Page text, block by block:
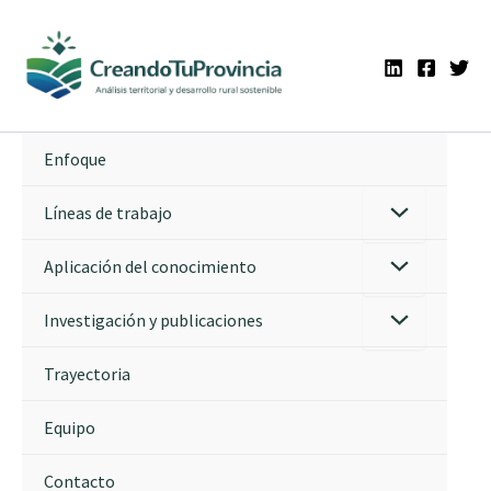
contenido
Enfoque
Líneas de trabajo
Aplicación del conocimiento
Investigación y publicaciones
Trayectoria
Equipo
Contacto